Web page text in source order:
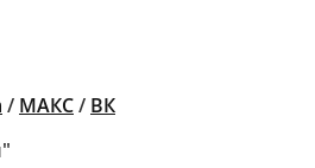
/ МАКС/ ВК